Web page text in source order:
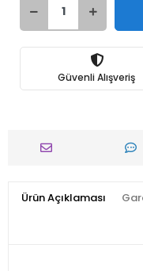
Güvenli Alışveriş
Ürün Açıklaması